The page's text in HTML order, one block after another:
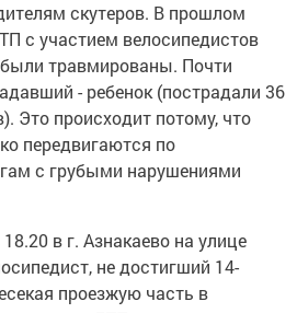
скутеров. В прошлом
с участием велосипедистов
были травмированы. Почти
- ребенок (пострадали 36
Это происходит потому, что
передвигаются по
с грубыми нарушениями
в г. Азнакаево на улице
не достигший 14-
проезжую часть в